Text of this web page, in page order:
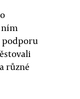
ním
podporu
různé